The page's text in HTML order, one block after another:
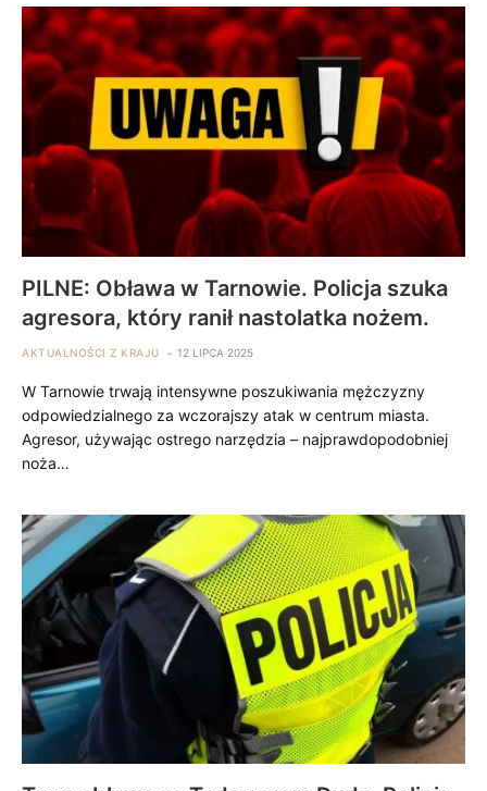
PILNE: Obława w Tarnowie. Policja szuka
agresora, który ranił nastolatka nożem.
AKTUALNOŚCI Z KRAJU 12 LIPCA 2025
W Tarnowie trwają intensywne poszukiwania mężczyzny
odpowiedzialnego za wczorajszy atak w centrum miasta.
Agresor, używając ostrego narzędzia – najprawdopodobniej
noża…